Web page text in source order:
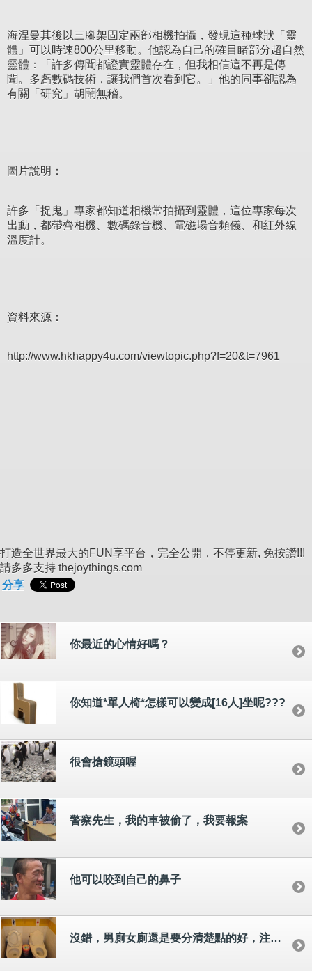
海涅曼其後以三腳架固定兩部相機拍攝，發現這種球狀「靈
體」可以時速800公里移動。他認為自己的確目睹部分超自然
靈體：「許多傳聞都證實靈體存在，但我相信這不再是傳
聞。多虧數碼技術，讓我們首次看到它。」他的同事卻認為
有關「研究」胡鬧無稽。
圖片說明：
許多「捉鬼」專家都知道相機常拍攝到靈體，這位專家每次
出動，都帶齊相機、數碼錄音機、電磁場音頻儀、和紅外線
溫度計。
資料來源：
http://www.hkhappy4u.com/viewtopic.php?f=20&t=7961
打造全世界最大的FUN享平台，完全公開，不停更新, 免按讚!!!
請多多支持 thejoythings.com
分享
你最近的心情好嗎？
你知道*單人椅*怎樣可以變成[16人]坐呢???
很會搶鏡頭喔
警察先生，我的車被偷了，我要報案
他可以咬到自己的鼻子
沒錯，男廁女廁還是要分清楚點的好，注意別坐錯了呦~